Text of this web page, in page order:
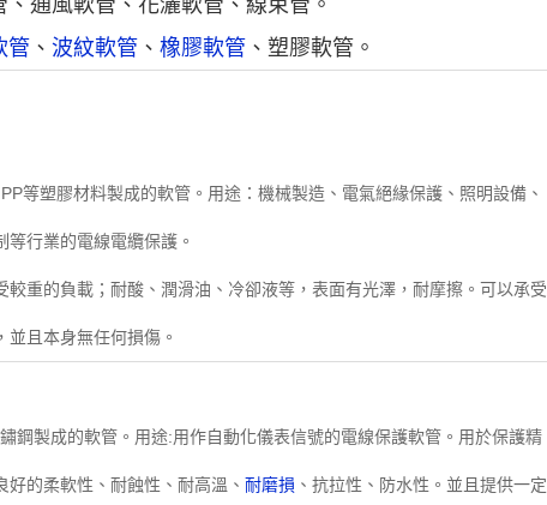
、通風軟管、花灑軟管、線束管。
管 、波紋軟管 、橡膠軟管 、塑膠軟管。
等塑膠材料製成的軟管。用途：機械製造、電氣絕緣保護、照明設備、
行業的電線電纜保護。
較重的負載；耐酸、潤滑油、冷卻液等，表面有光澤，耐摩擦。可以承受
且本身無任何損傷。
鋼製成的軟管。用途:用作自動化儀表信號的電線保護軟管。用於保護精
好的柔軟性、耐蝕性、耐高溫、耐磨損 、抗拉性、防水性。並且提供一定